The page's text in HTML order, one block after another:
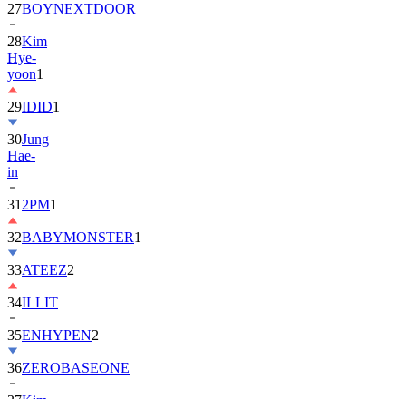
28Kim
Hye-
yoon1
29IDID
30Jung
Hae-
in
31
32 BABYMONSTER
33ATEEZ2
34ILLIT
35ENHYPEN
36ZEROBASEONE
37Kim
Ji-